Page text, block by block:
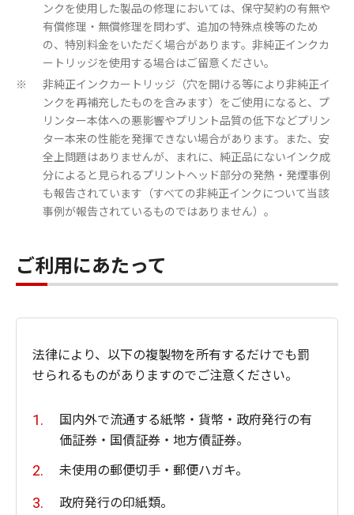
ンクを使用した製品の修理においては、保守契約の有無や
有償修理・無償修理を問わず、追加の特殊点検等のため
の、特別料金をいただく場合があります。非純正インクカ
ートリッジを使用する場合はご留意ください。
※
非純正インクカートリッジ（穴を開ける等により非純正イ
ンクを再補充したものを含みます）をご使用になると、プ
リンター本体への悪影響やプリント品質の低下などプリン
ター本来の性能を発揮できない場合があります。また、安
全上問題はありませんが、まれに、純正品にないインク成
分によると見られるプリントヘッド部分の発熱・発煙事例
も報告されています（すべての非純正インクについて当該
事例が報告されているものではありません）。
ご利用にあたって
法律により、以下の複製物を所有するだけでも罰
せられるものがありますのでご注意ください。
国内外で流通する紙幣・貨幣・政府発行の有
価証券・国債証券・地方債証券。
未使用の郵便切手・郵便ハガキ。
政府発行の印紙類。